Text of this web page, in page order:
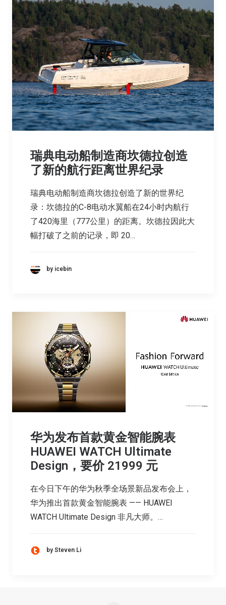
瑞典电动船制造商坎德拉创造
了新的航行距离世界纪录
瑞典电动船制造商坎德拉创造了新的世界纪
录：坎德拉的C-8电动水翼船在24小时内航行
了420海里（777公里）的距离。坎德拉因此大
幅打破了之前的记录，即 20…
by icebin
华为发布首款黄金智能腕表
HUAWEI WATCH Ultimate
Design，要价 21999 元
在今日下午的华为秋季全场景新品发布会上，
华为推出首款黄金智能腕表 —— HUAWEI
WATCH Ultimate Design 非凡大师。…
by Steven Li